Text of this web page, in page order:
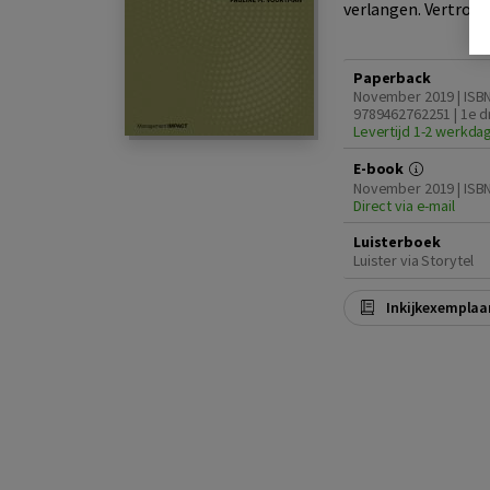
verlangen.
Paperback
November 2019 | ISBN
9789462762251 | 1e
Levertijd 1-2
E-book
November 2019 |
Direct via e-mail
Luisterboek
Luister via Storytel